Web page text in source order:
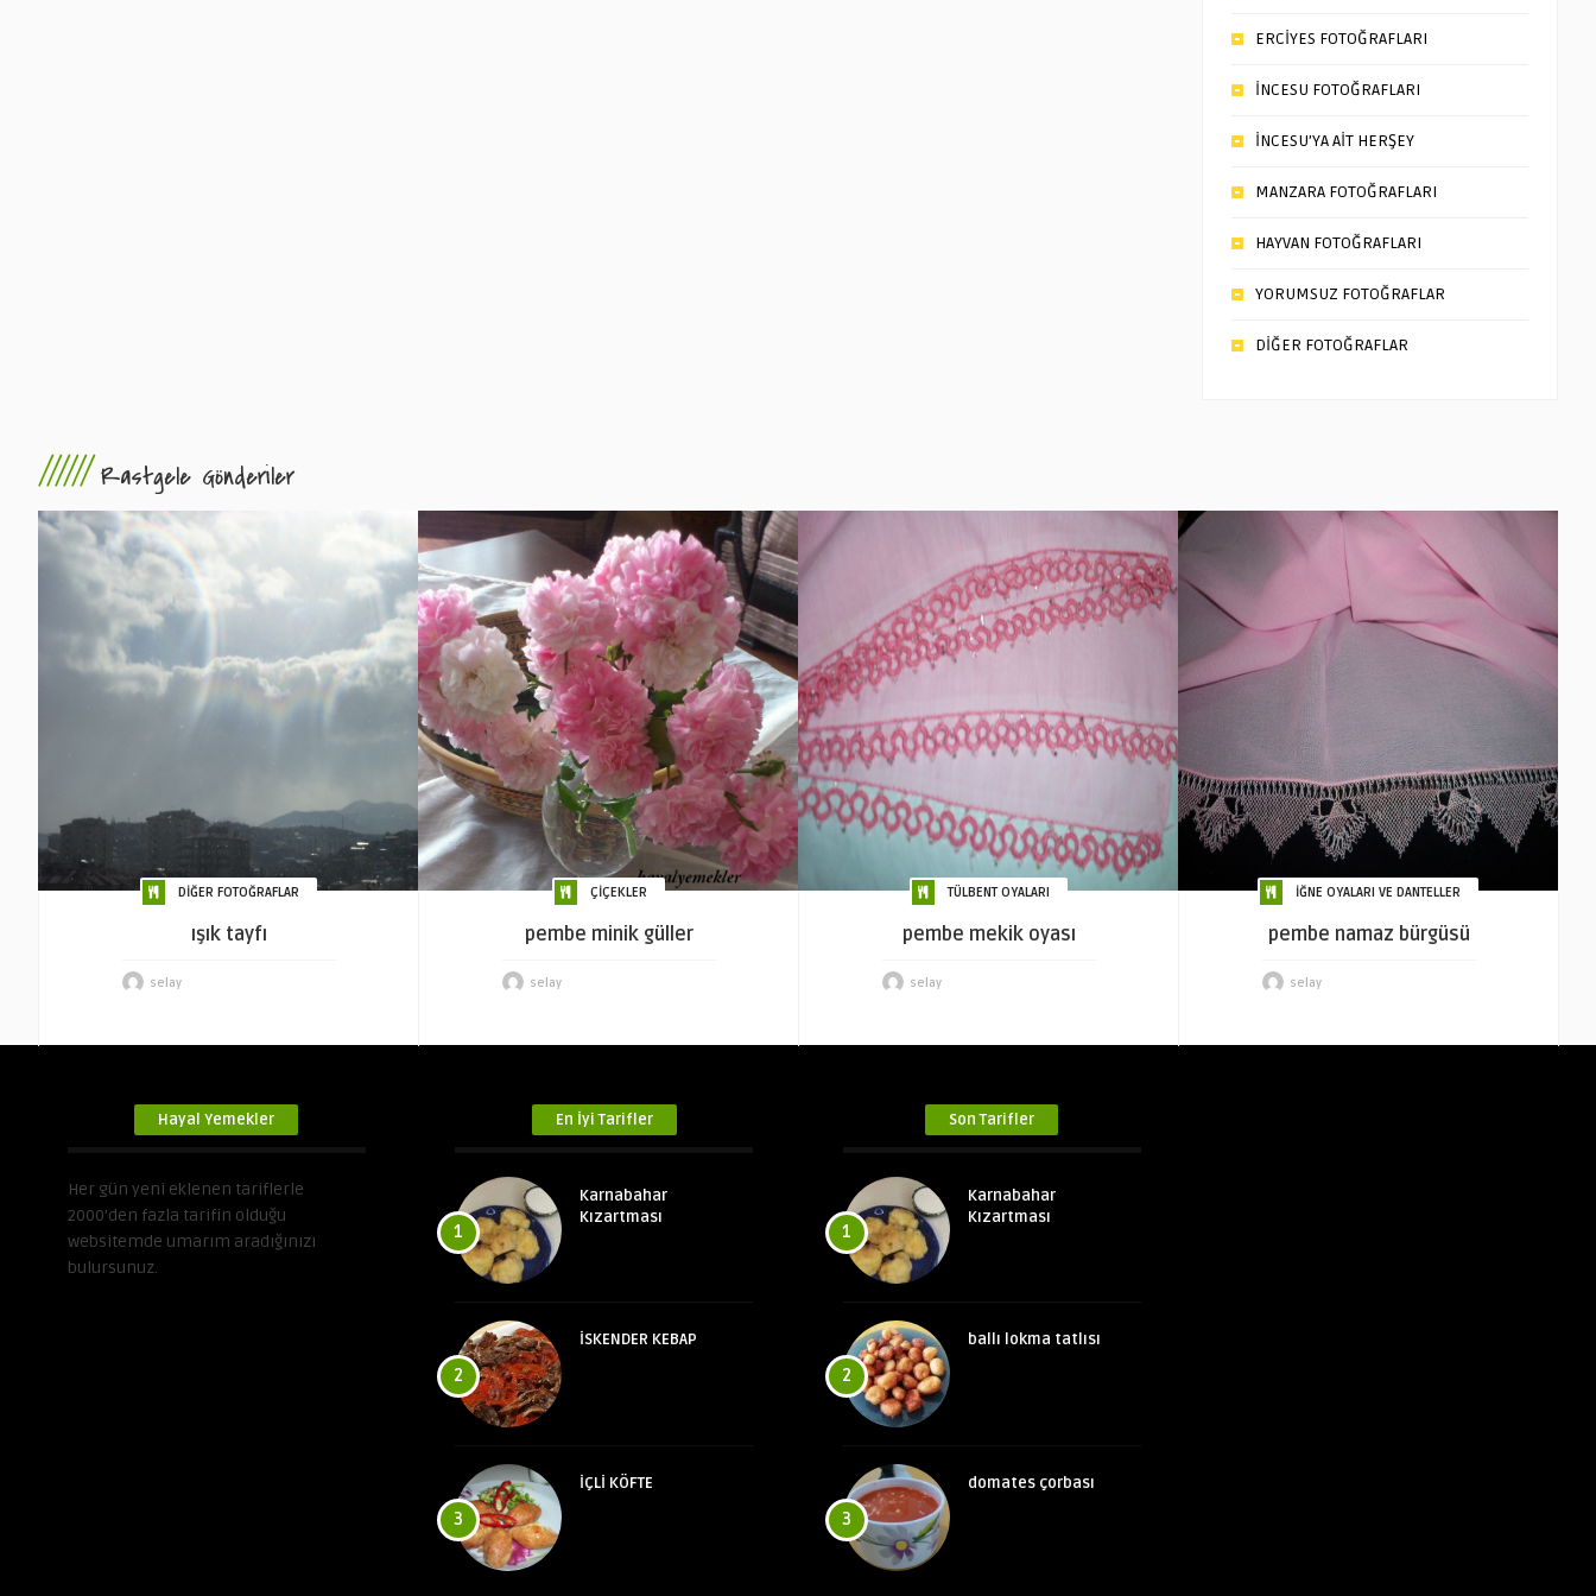
ERCİYES FOTOĞRAFLARI
İNCESU FOTOĞRAFLARI
İNCESU’YA AİT HERŞEY
MANZARA FOTOĞRAFLARI
HAYVAN FOTOĞRAFLARI
YORUMSUZ FOTOĞRAFLAR
DİĞER FOTOĞRAFLAR
////// Rastgele Gönderiler
DİĞER FOTOĞRAFLAR
ışık tayfı
selay
ÇİÇEKLER
pembe minik güller
selay
TÜLBENT OYALARI
pembe mekik oyası
selay
İĞNE OYALARI VE DANTELLER
pembe namaz bürgüsü
selay
Hayal Yemekler
Her gün yeni eklenen tariflerle
2000’den fazla tarifin olduğu
websitemde umarım aradığınızı
bulursunuz.
En İyi Tarifler
1
Karnabahar
Kızartması
2
İSKENDER KEBAP
3
İÇLİ KÖFTE
Son Tarifler
1
Karnabahar
Kızartması
2
ballı lokma tatlısı
3
domates çorbası